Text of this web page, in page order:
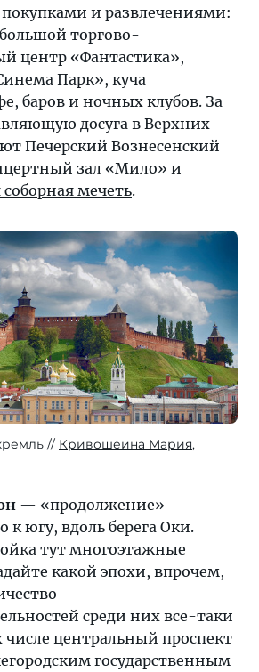
покупками и развлечениями:
торгово-
центр «Фантастика»,
Парк», куча
баров и ночных клубов. За
досуга в Верхних
Печерский Вознесенский
зал «Мило» и
мечеть.
Кривошеина Мария,
— «продолжение»
к югу, вдоль берега Оки.
тут многоэтажные
какой эпохи, впрочем,
среди них все-таки
числе центральный проспект
государственным